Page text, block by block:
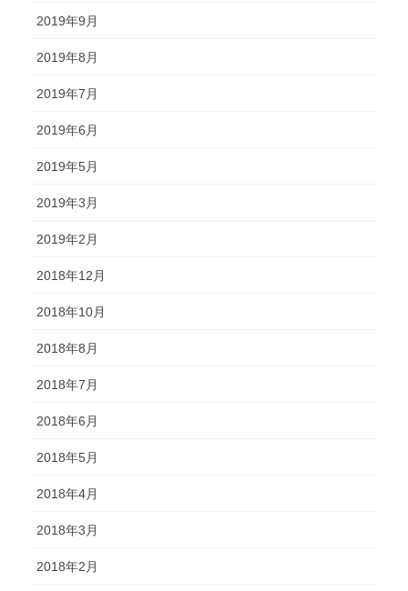
2019年9月
2019年8月
2019年7月
2019年6月
2019年5月
2019年3月
2019年2月
2018年12月
2018年10月
2018年8月
2018年7月
2018年6月
2018年5月
2018年4月
2018年3月
2018年2月